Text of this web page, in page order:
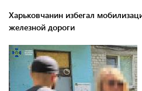
Харьковчанин избегал
железной дороги